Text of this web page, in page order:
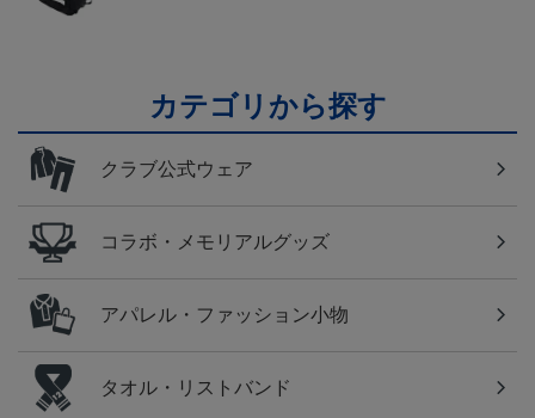
カテゴリから探す
クラブ公式ウェア
コラボ・メモリアルグッズ
アパレル・ファッション小物
タオル・リストバンド